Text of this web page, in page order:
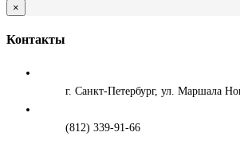
×
Контакты
г. Санкт-Петербург, ул. Маршала
(812) 339-91-66